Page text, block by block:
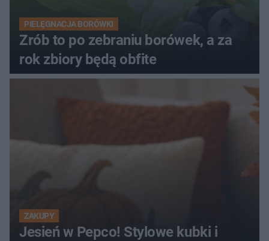
PIELĘGNACJA BORÓWKI
Zrób to po zebraniu borówek, a za
rok zbiory będą obfite
ZAKUPY
Jesień w Pepco! Stylowe kubki i